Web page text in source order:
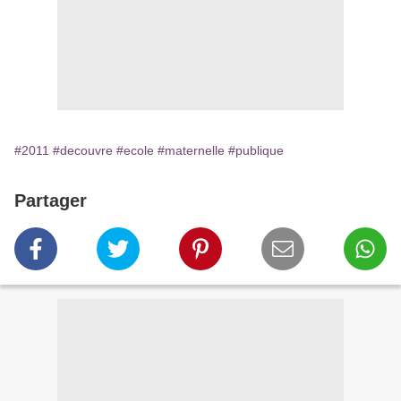
#2011 #decouvre #ecole #maternelle #publique
Partager